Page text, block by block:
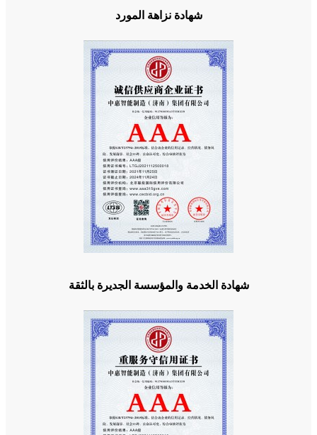
شهادة نزاهة المورد
شهادة الخدمة والمؤسسة الجديرة بالثقة